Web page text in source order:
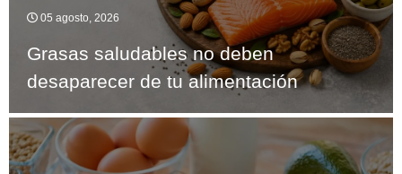
05 agosto, 2026
Grasas saludables no deben
desaparecer de tu alimentación